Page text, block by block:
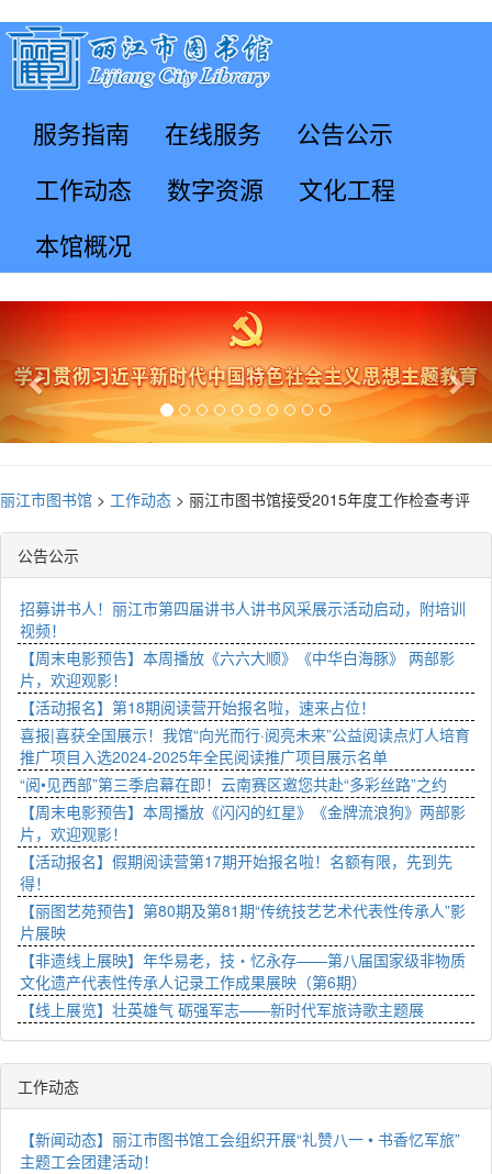
服务指南 在线服务
公告公示
工作动态
数字资源
文化工程
本馆概况
Previous
丽江市图书馆 > 工作动态 > 丽江市图书馆接受2015年度工作检查考评
公告公示
招募讲书人！丽江市第四届讲书人讲书风采展示活动启动，附培训
视频！
【周末电影预告】本周播放《六六大顺》《中华白海豚》 两部影
片，欢迎观影！
【活动报名】第18期阅读营开始报名啦，速来占位！
喜报|喜获全国展示！我馆“向光而行·阅亮未来”公益阅读点灯人培育
推广项目入选2024-2025年全民阅读推广项目展示名单
“阅•见西部”第三季启幕在即！云南赛区邀您共赴“多彩丝路”之约
【周末电影预告】本周播放《闪闪的红星》《金牌流浪狗》两部影
片，欢迎观影！
【活动报名】假期阅读营第17期开始报名啦！名额有限，先到先
得！
【丽图艺苑预告】第80期及第81期“传统技艺艺术代表性传承人”影
片展映
【非遗线上展映】年华易老，技・忆永存——第八届国家级非物质
文化遗产代表性传承人记录工作成果展映（第6期）
【线上展览】壮英雄气 砺强军志——新时代军旅诗歌主题展
工作动态
【新闻动态】丽江市图书馆工会组织开展“礼赞八一 • 书香忆军旅”
主题工会团建活动！